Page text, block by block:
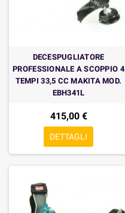
DECESPUGLIATORE
PROFESSIONALE A SCOPPIO 4
TEMPI 33,5 CC MAKITA MOD.
EBH341L
415,00 €
DETTAGLI